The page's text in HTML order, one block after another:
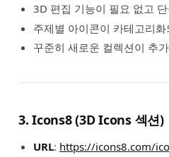
3D 편집 기능이 필요 없고
주제별 아이콘이 카테고리
꾸준히 새로운 컬렉션이 추
3. Icons8 (3D Icons 섹션)
URL: https://icons8.com/